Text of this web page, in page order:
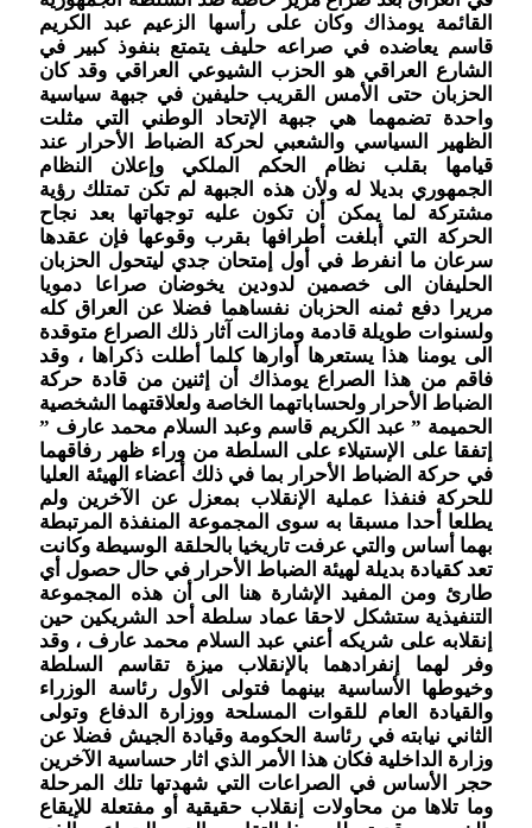
القائمة يومذاك وكان على رأسها الزعيم عبد الكريم
قاسم يعاضده في صراعه حليف يتمتع بنفوذ كبير في
الشارع العراقي هو الحزب الشيوعي العراقي وقد كان
الحزبان حتى الأمس القريب حليفين في جبهة سياسية
واحدة تضمهما هي جبهة الإتحاد الوطني التي مثلت
الظهير السياسي والشعبي لحركة الضباط الأحرار عند
قيامها بقلب نظام الحكم الملكي وإعلان النظام
الجمهوري بديلا له ولأن هذه الجبهة لم تكن تمتلك رؤية
مشتركة لما يمكن أن تكون عليه توجهاتها بعد نجاح
الحركة التي أبلغت أطرافها بقرب وقوعها فإن عقدها
سرعان ما انفرط في أول إمتحان جدي ليتحول الحزبان
الحليفان الى خصمين لدودين يخوضان صراعا دمويا
مريرا دفع ثمنه الحزبان نفساهما فضلا عن العراق كله
ولسنوات طويلة قادمة ومازالت آثار ذلك الصراع متوقدة
الى يومنا هذا يستعرها أوارها كلما أطلت ذكراها ، وقد
فاقم من هذا الصراع يومذاك أن إثنين من قادة حركة
الضباط الأحرار ولحساباتهما الخاصة ولعلاقتهما الشخصية
الحميمة ” عبد الكريم قاسم وعبد السلام محمد عارف ”
إتفقا على الإستيلاء على السلطة من وراء ظهر رفاقهما
في حركة الضباط الأحرار بما في ذلك أعضاء الهيئة العليا
للحركة فنفذا عملية الإنقلاب بمعزل عن الآخرين ولم
يطلعا أحدا مسبقا به سوى المجموعة المنفذة المرتبطة
بهما أساس والتي عرفت تاريخيا بالحلقة الوسيطة وكانت
تعد كقيادة بديلة لهيئة الضباط الأحرار في حال حصول أي
طارئ ومن المفيد الإشارة هنا الى أن هذه المجموعة
التنفيذية ستشكل لاحقا عماد سلطة أحد الشريكين حين
إنقلابه على شريكه أعني عبد السلام محمد عارف ، وقد
وفر لهما إنفرادهما بالإنقلاب ميزة تقاسم السلطة
وخيوطها الأساسية بينهما فتولى الأول رئاسة الوزراء
والقيادة العام للقوات المسلحة ووزارة الدفاع وتولى
الثاني نيابته في رئاسة الحكومة وقيادة الجيش فضلا عن
وزارة الداخلية فكان هذا الأمر الذي اثار حساسية الآخرين
حجر الأساس في الصراعات التي شهدتها تلك المرحلة
وما تلاها من محاولات إنقلاب حقيقية أو مفتعلة للإيقاع